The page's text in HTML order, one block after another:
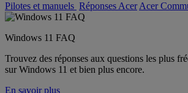
Pilotes et manuels Réponses Acer Acer
Windows 11 FAQ
Trouvez des réponses aux questions les plus
sur Windows 11 et bien plus encore.
En savoir plus